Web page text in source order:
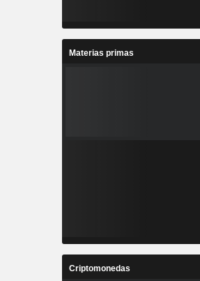
Materias primas
Criptomonedas